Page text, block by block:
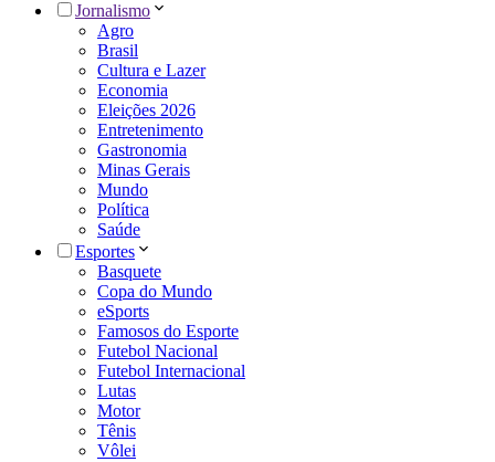
Jornalismo
Agro
Brasil
Cultura e Lazer
Economia
Eleições 2026
Entretenimento
Gastronomia
Minas Gerais
Mundo
Política
Saúde
Esportes
Basquete
Copa do Mundo
eSports
Famosos do Esporte
Futebol Nacional
Futebol Internacional
Lutas
Motor
Tênis
Vôlei